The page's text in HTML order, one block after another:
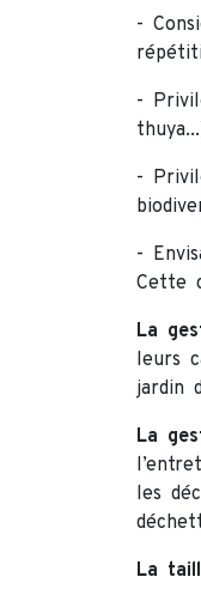
-
-
-
-
Cette
La
leurs
jardin
La
les
La